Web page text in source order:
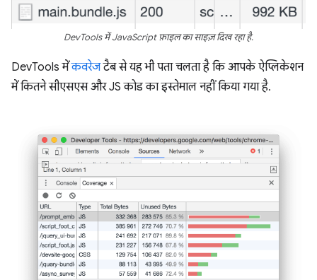
DevTools में JavaScript फ़ाइल का साइज़ दिख रहा है.
DevTools मेंकवरेजटैब से यह भी पता चलता है कि आपके ऐप्लिकेशन
में कितने सीएसएस और JS कोड का इस्तेमाल नहीं किया गया है.